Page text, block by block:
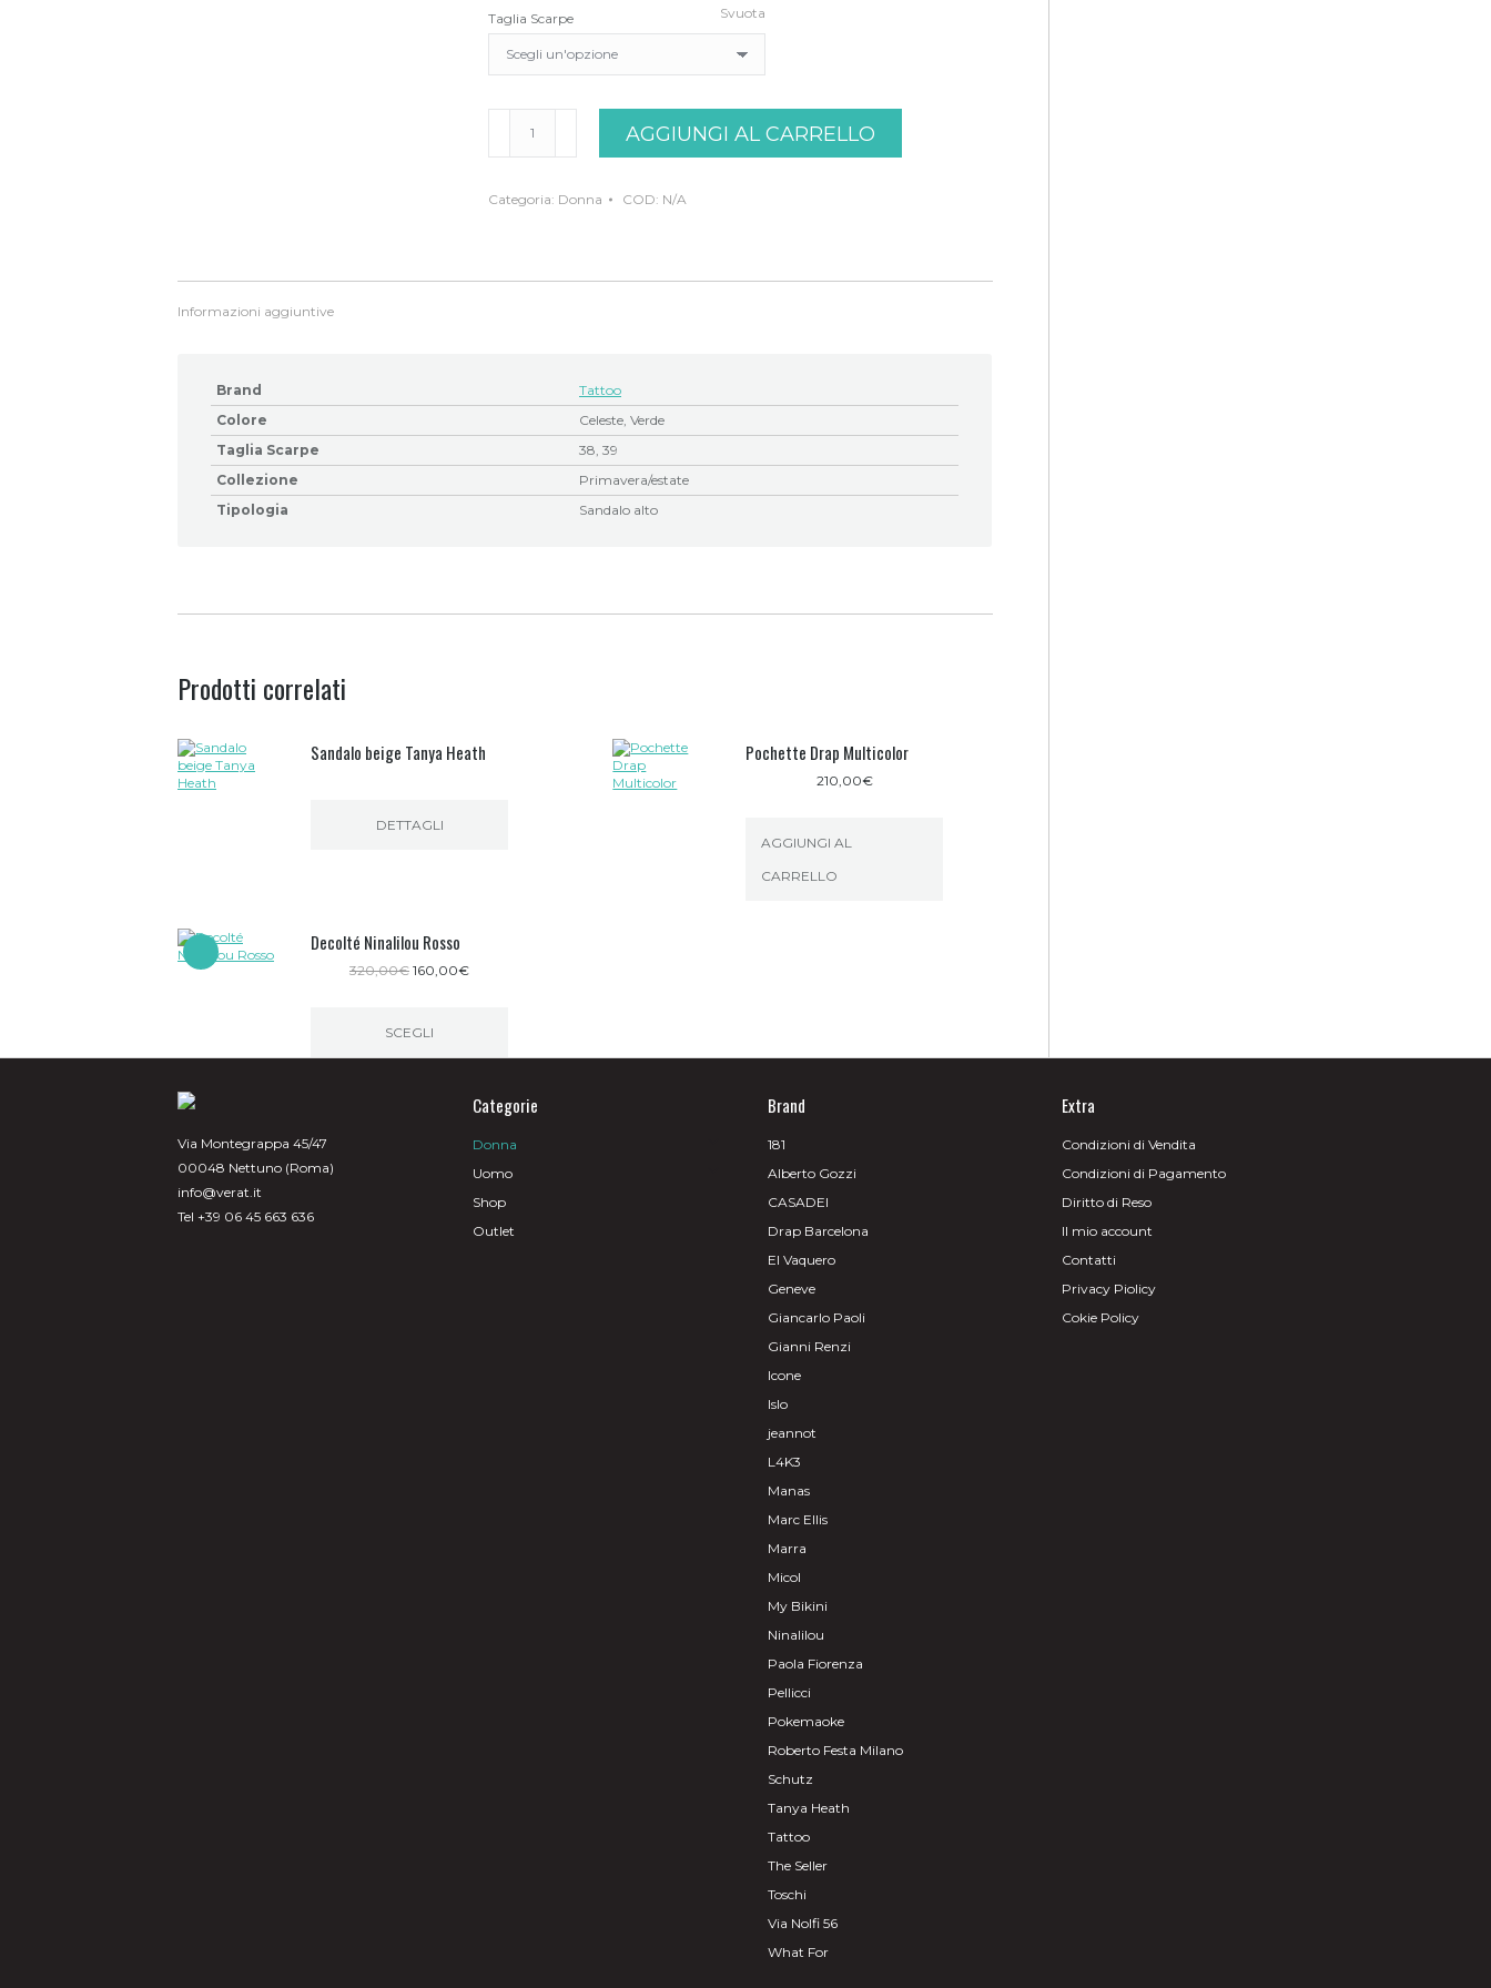
Taglia Scarpe Svuota
AGGIUNGI AL CARRELLO
Categoria: Donna COD: N/A
Informazioni aggiuntive
Brand
Tattoo
Colore
Celeste, Verde
Taglia Scarpe
38, 39
Collezione
Primavera/estate
Tipologia
Sandalo alto
Prodotti correlati
Sandalo beige Tanya Heath
DETTAGLI
Pochette Drap Multicolor
210,00€
AGGIUNGI AL
CARRELLO
Decolté Ninalilou Rosso
320,00€ Il
320,00€.
160,00€Il
SCEGLI
varianti.
Le
opzioni
scelte
Via Montegrappa 45/47
00048 Nettuno (Roma)
info@verat.it
Tel +39 06 45 663 636
Categorie
Donna
Uomo
Shop
Outlet
Brand
181
Alberto Gozzi
CASADEI
Drap Barcelona
El Vaquero
Geneve
Giancarlo Paoli
Gianni Renzi
Icone
Islo
jeannot
L4K3
Manas
Marc Ellis
Marra
Micol
My Bikini
Ninalilou
Paola Fiorenza
Pellicci
Pokemaoke
Roberto Festa Milano
Schutz
Tanya Heath
Tattoo
The Seller
Toschi
Via Nolfi 56
What For
Extra
Condizioni di Vendita
Condizioni di Pagamento
Diritto di Reso
Il mio account
Contatti
Privacy Piolicy
Cokie Policy